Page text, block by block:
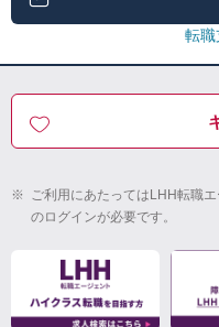
転職
※ ご利用にあたってはLHH転職
のログインが必要です。